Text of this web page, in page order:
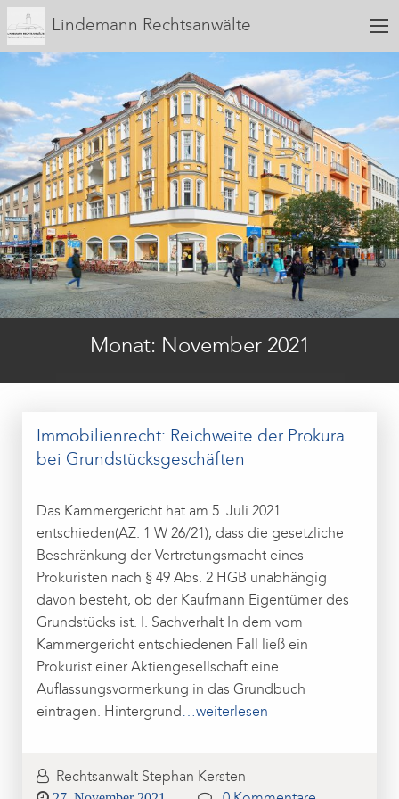
Lindemann Rechtsanwälte
Monat: November 2021
Immobilienrecht: Reichweite der Prokura
bei Grundstücksgeschäften
Das Kammergericht hat am 5. Juli 2021
entschieden(AZ: 1 W 26/21), dass die gesetzliche
Beschränkung der Vertretungsmacht eines
Prokuristen nach § 49 Abs. 2 HGB unabhängig
davon besteht, ob der Kaufmann Eigentümer des
Grundstücks ist. I. Sachverhalt In dem vom
Kammergericht entschiedenen Fall ließ ein
Prokurist einer Aktiengesellschaft eine
Auflassungsvormerkung in das Grundbuch
eintragen. Hintergrund …weiterlesen
Rechtsanwalt Stephan Kersten